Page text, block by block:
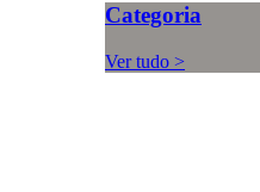
Categoria
Ver tudo >